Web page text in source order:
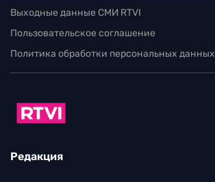
Выходные данные СМИ RTVI
Пользовательское соглашение
Политика обработки персональных данных
Редакция